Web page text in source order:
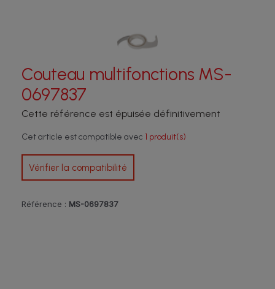
Couteau multifonctions MS-
0697837
Cette référence est épuisée définitivement
Cet article est compatible avec 1 produit(s)
Vérifier la compatibilité
Référence : MS-0697837